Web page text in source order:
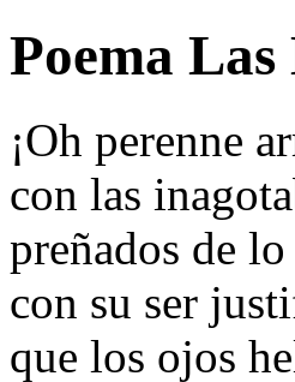
Poema
¡Oh perenne
con las
preñados de
con su ser
que los ojos